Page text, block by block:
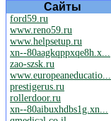
Сайты
ford59.ru
www.reno59.ru
www.helpsetup.ru
xn--80aagkqppxqe8h.x...
zao-szsk.ru
www.europeaneducatio...
prestigerus.ru
rollerdoor.ru
xn--80aibuxhdbs1g.xn...